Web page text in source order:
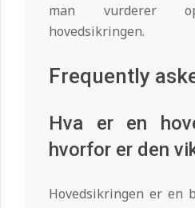
man vurderer
hovedsikringen.
Frequently
Hva er en
hvorfor er den
Hovedsikringen er en